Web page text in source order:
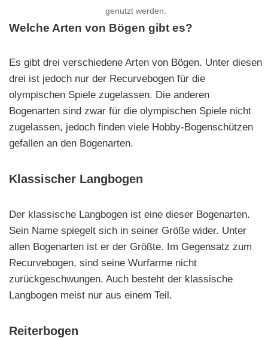
genutzt werden.
Welche Arten von Bögen gibt es?
Es gibt drei verschiedene Arten von Bögen. Unter diesen
drei ist jedoch nur der Recurvebogen für die
olympischen Spiele zugelassen. Die anderen
Bogenarten sind zwar für die olympischen Spiele nicht
zugelassen, jedoch finden viele Hobby-Bogenschützen
gefallen an den Bogenarten.
Klassischer Langbogen
Der klassische Langbogen ist eine dieser Bogenarten.
Sein Name spiegelt sich in seiner Größe wider. Unter
allen Bogenarten ist er der Größte. Im Gegensatz zum
Recurvebogen, sind seine Wurfarme nicht
zurückgeschwungen. Auch besteht der klassische
Langbogen meist nur aus einem Teil.
Reiterbogen